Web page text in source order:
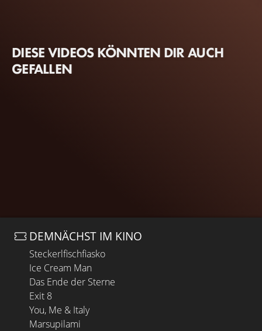
DIESE VIDEOS KÖNNTEN DIR AUCH
GEFALLEN
DEMNÄCHST IM KINO
Steckerlfischfiasko
Ice Cream Man
Das Ende der Sterne
Exit 8
You, Me & Italy
Marsupilami